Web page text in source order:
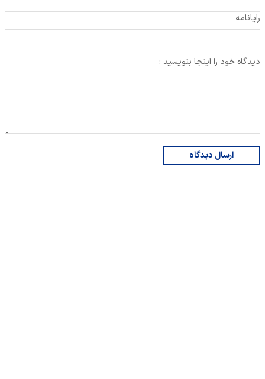
رایانامه
دیدگاه خود را اینجا بنویسید :
ارسال دیدگاه